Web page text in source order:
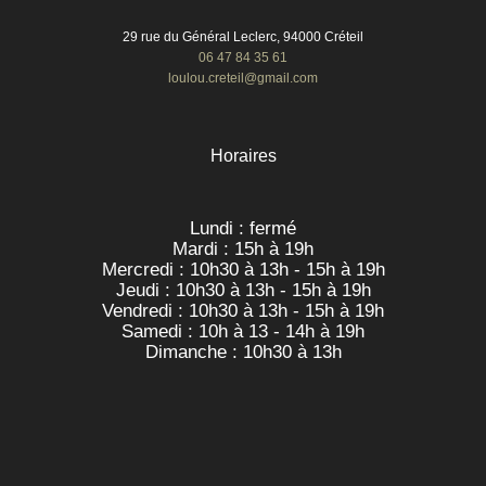
29 rue du Général Leclerc, 94000 Créteil
06 47 84 35 61
loulou.creteil@gmail.com
Horaires
Lundi : fermé
Mardi : 15h à 19h
Mercredi : 10h30 à 13h - 15h à 19h
Jeudi : 10h30 à 13h - 15h à 19h
Vendredi : 10h30 à 13h - 15h à 19h
Samedi : 10h à 13 - 14h à 19h
Dimanche : 10h30 à 13h